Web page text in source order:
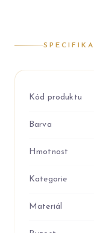
Kód produktu
Barva
Hmotnost
Kategorie
Materiál